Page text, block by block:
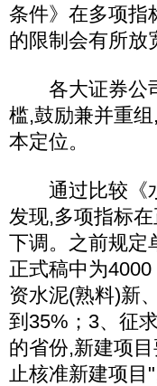
条件》在多项指
的限制会有所放
各大证券公司
槛,鼓励兼并重
本定位。
通过比较《水
发现,多项指标
下调。之前规定
正式稿中为
资水泥(熟料)新
到35%；3、征
的省份,新建项
止核准新建项目